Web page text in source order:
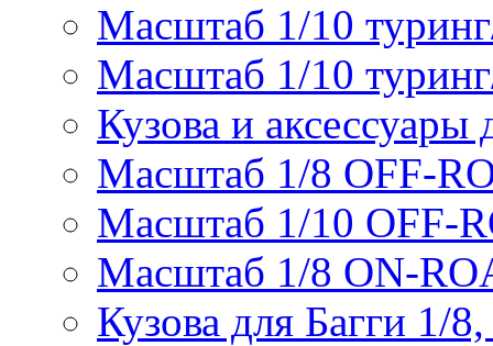
Масштаб 1/10
Масштаб 1/10
Кузова и
Масштаб 1/8 OFF-
Масштаб 1/10 OFF-
Масштаб 1/8 ON-
Кузова для Багги 1/